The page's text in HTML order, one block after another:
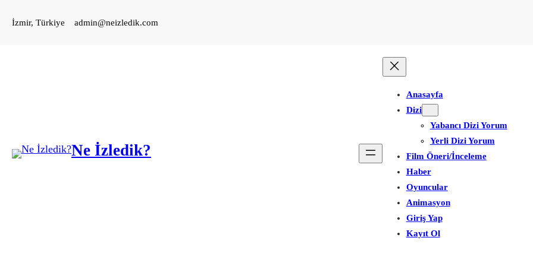
geçİzmir, Türkiye admin@neizledik.com
Ne İzledik?
Anasayfa
Dizi
Yabancı Dizi Yorum
Yerli Dizi Yorum
Film Öneri/İnceleme
Haber
Oyuncular
Animasyon
Giriş Yap
Kayıt Ol